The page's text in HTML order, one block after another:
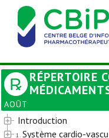
RÉPERTOIRE
AOÛT
Introduction
1. Système cardio-